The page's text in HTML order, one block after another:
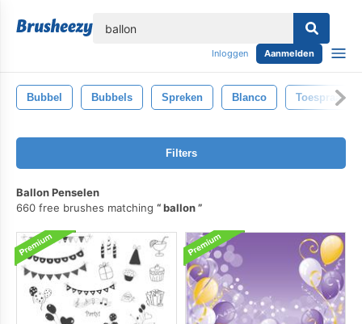
Inloggen Aanmelden
Bubbel Bubbels Spreken Blanco Toespraak
Filters
Ballon Penselen
660 free brushes matching
ballon